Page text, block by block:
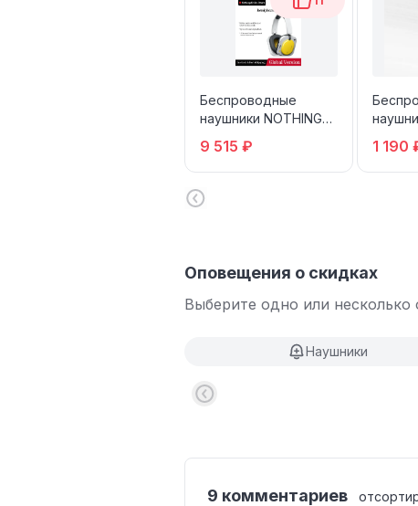
Беспроводные
наушники NOTHING
9 515 ₽
Черные
1 190
Оповещения о скидках
Выберите одно или
Наушники
9 комментариев